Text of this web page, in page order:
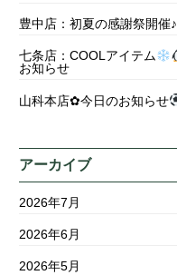
豊中店：初夏の感謝祭開催♪
七条店：COOLアイテム
お知らせ
山科本店✿今日のお知らせ
アーカイブ
2026年7月
2026年6月
2026年5月